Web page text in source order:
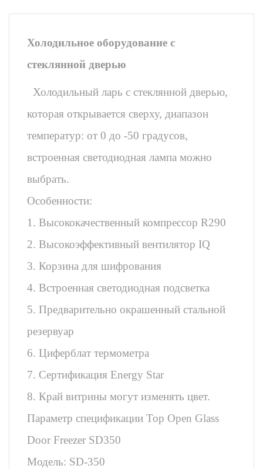
Холодильное оборудование с
стеклянной дверью
Холодильный ларь с стеклянной дверью,
которая открывается сверху, диапазон
температур: от 0 до -50 градусов,
встроенная светодиодная лампа можно
выбрать.
Особенности:
1. Высококачественный компрессор R290
2. Высокоэффективный вентилятор IQ
3. Корзина для шифрования
4. Встроенная светодиодная подсветка
5. Предварительно окрашенный стальной
резервуар
6. Циферблат термометра
7. Сертификация Energy Star
8. Край витрины могут изменять цвет.
Параметр спецификации Top Open Glass
Door Freezer SD350
Модель: SD-350